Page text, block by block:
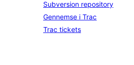
Subversion repository
Gennemse i Trac
Trac tickets